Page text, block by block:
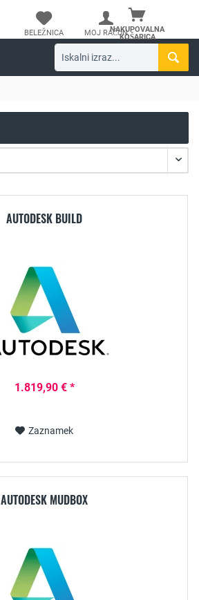
NAKUPOVALNA
KOŠARICA
BELEŽNICA MOJ RAČUN
AUTODESK BUILD
1.819,90 € *
Zaznamek
AUTODESK MUDBOX